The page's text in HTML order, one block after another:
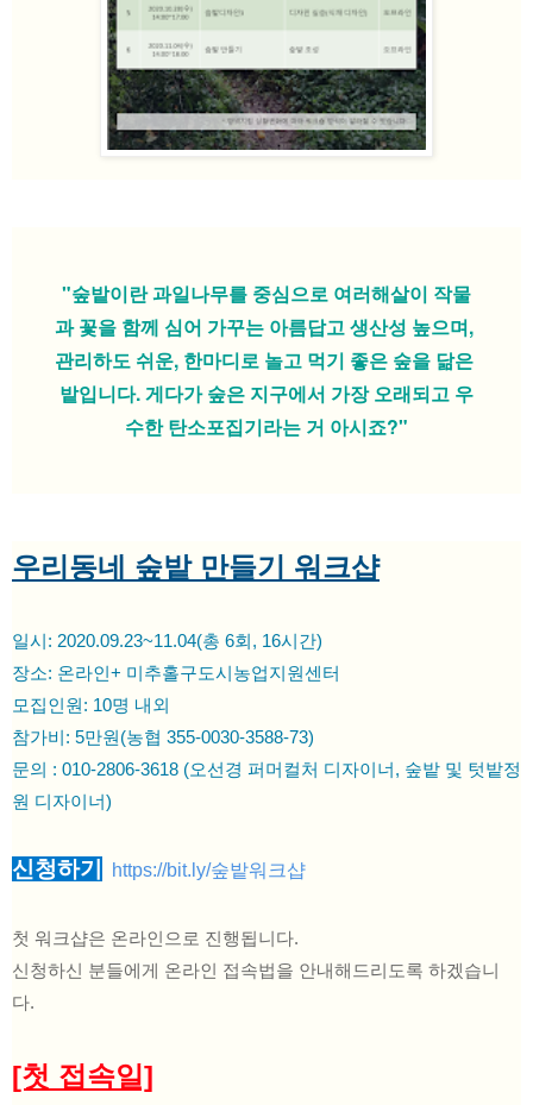
"숲밭이란 과일나무를 중심으로 여러해살이 작물
과 꽃을 함께 심어 가꾸는 아름답고 생산성 높으며,
관리하도 쉬운, 한마디로 놀고 먹기 좋은 숲을 닮은
밭입니다. 게다가 숲은 지구에서 가장 오래되고 우
수한 탄소포집기라는 거 아시죠?"
우리동네 숲밭 만들기 워크샵
일시: 2020.09.23~11.04(총 6회, 16시간)
장소: 온라인+ 미추홀구도시농업지원센터
모집인원: 10명 내외
참가비: 5만원(농협 355-0030-3588-73)
문의 : 010-2806-3618 (오선경 퍼머컬처 디자이너, 숲밭 및 텃밭정
원 디자이너)
신청하기 https://bit.ly/숲밭워크샵
첫 워크샵은 온라인으로 진행됩니다.
신청하신 분들에게 온라인 접속법을 안내해드리도록 하겠습니
다.
[첫 접속일]